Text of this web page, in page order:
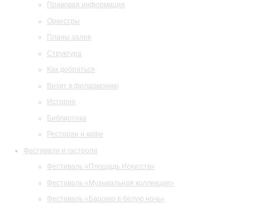
Правовая информация
Оркестры
Планы залов
Структура
Как добраться
Визит в филармонию
История
Библиотека
Ресторан и кафе
Фестивали и гастроли
Фестиваль «Площадь Искусств»
Фестиваль «Музыкальная коллекция»
Фестиваль «Барокко в белую ночь»